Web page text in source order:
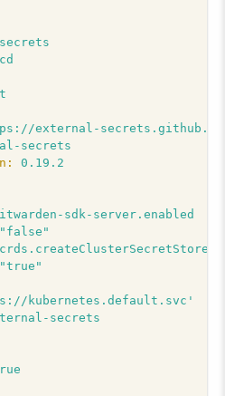
external-
secrets
0.19 .2
sdk-server.enabled
"false"
"true"
kubernetes.default.svc'
secrets